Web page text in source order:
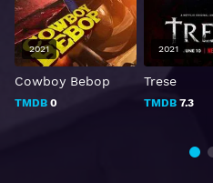
Cowboy Bebop
TMDB 0
2021
Trese
TMDB7.3
2021